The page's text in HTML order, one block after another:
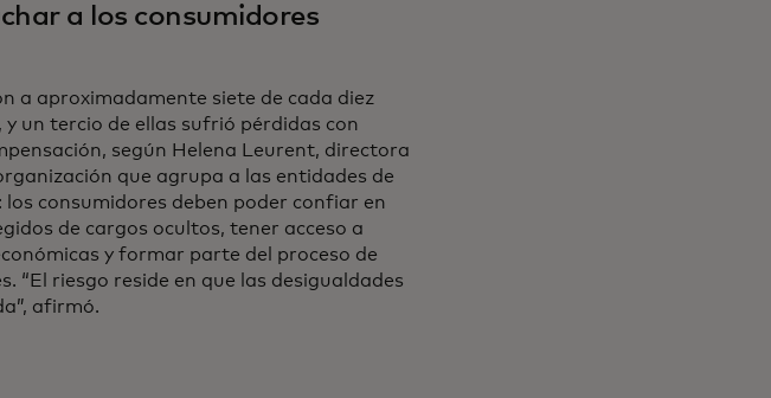
a los consumidores
a aproximadamente siete de cada diez
un tercio de ellas sufrió pérdidas con
según Helena Leurent, directora
que agrupa a las entidades de
consumidores deben poder confiar en
de cargos ocultos, tener acceso a
y formar parte del proceso de
“El riesgo reside en que las desigualdades
afirmó.